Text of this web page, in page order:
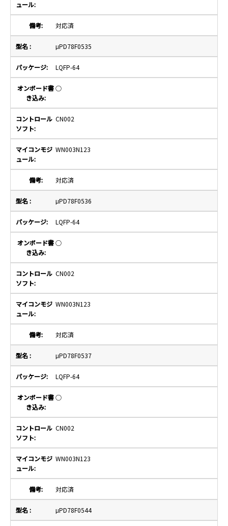
対応済
μPD78F0535
LQFP-64
○
CN002
WN003N123
対応済
μPD78F0536
LQFP-64
○
CN002
WN003N123
対応済
μPD78F0537
LQFP-64
○
CN002
WN003N123
対応済
μPD78F0544